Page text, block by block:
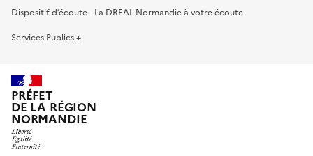
Dispositif d’écoute - La DREAL Normandie à votre écoute
Services Publics +
PRÉFET
DE LA RÉGION
NORMANDIE